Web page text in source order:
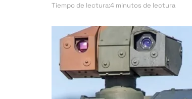
Tiempo de lectura:4 minutos de lectura